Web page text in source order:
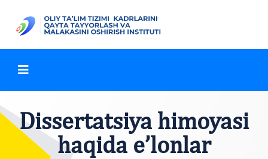
Dissertatsiya himoyasi
haqida e’lonlar